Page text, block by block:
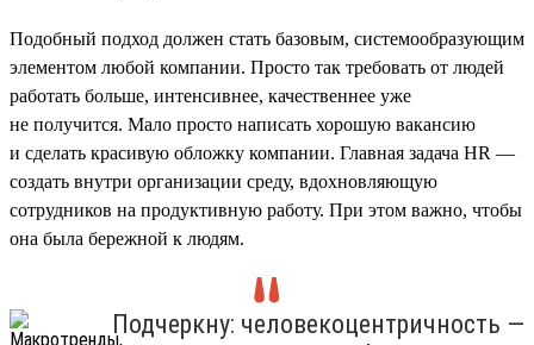
Подобный подход должен стать базовым, системообразующим
элементом любой компании. Просто так требовать от людей
работать больше, интенсивнее, качественнее уже
не получится. Мало просто написать хорошую вакансию
и сделать красивую обложку компании. Главная задача HR —
создать внутри организации среду, вдохновляющую
сотрудников на продуктивную работу. При этом важно, чтобы
она была бережной к людям.
Подчеркну: человекоцентричность —